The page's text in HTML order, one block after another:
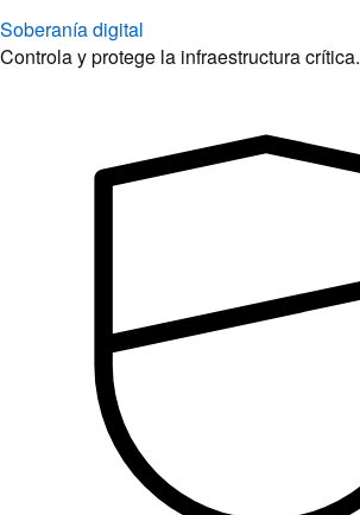
Soberanía digital
Controla y protege la infraestructura crítica.